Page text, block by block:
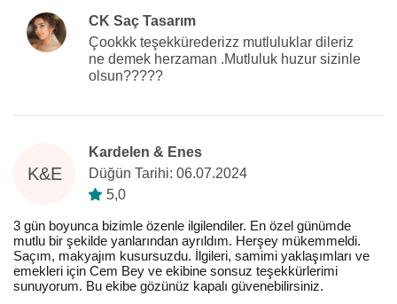
CK Saç Tasarım
Çookkk teşekkürederizz mutluluklar dileriz
ne demek herzaman .Mutluluk huzur sizinle
olsun?????
K&E
Kardelen & Enes
Düğün Tarihi: 06.07.2024
5,0
3 gün boyunca bizimle özenle ilgilendiler. En özel günümde
mutlu bir şekilde yanlarından ayrıldım. Herşey mükemmeldi.
Saçım, makyajım kusursuzdu. İlgileri, samimi yaklaşımları ve
emekleri için Cem Bey ve ekibine sonsuz teşekkürlerimi
sunuyorum. Bu ekibe gözünüz kapalı güvenebilirsiniz.